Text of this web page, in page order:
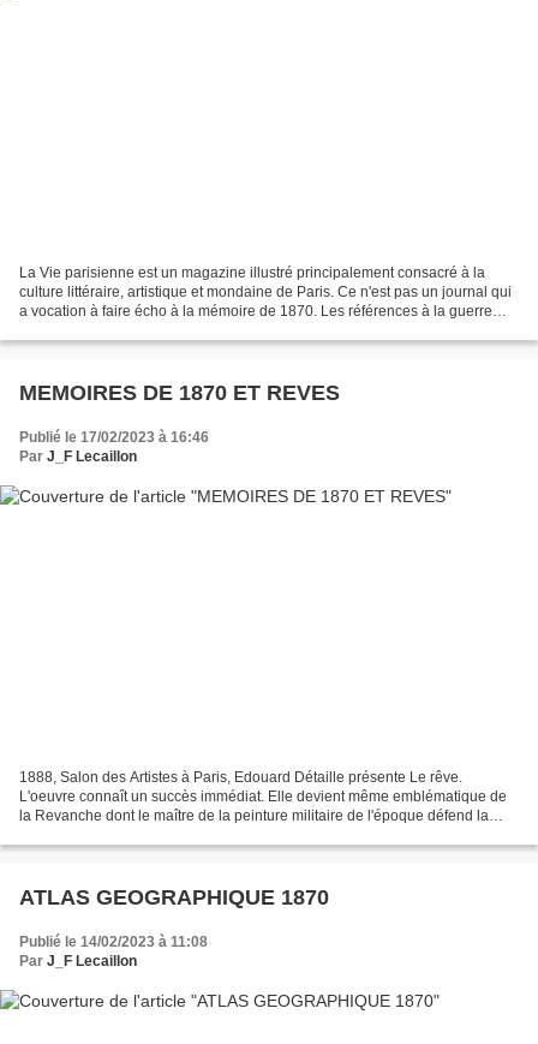
La Vie parisienne est un magazine illustré principalement consacré à la
culture littéraire, artistique et mondaine de Paris. Ce n'est pas un journal qui
a vocation à faire écho à la mémoire de 1870. Les références à la guerre
MEMOIRES DE 1870 ET REVES
Publié le 17/02/2023 à 16:46
Par J_F Lecaillon
1888, Salon des Artistes à Paris, Edouard Détaille présente Le rêve.
L'oeuvre connaît un succès immédiat. Elle devient même emblématique de
la Revanche dont le maître de la peinture militaire de l'époque défend la
ATLAS GEOGRAPHIQUE 1870
Publié le 14/02/2023 à 11:08
Par J_F Lecaillon